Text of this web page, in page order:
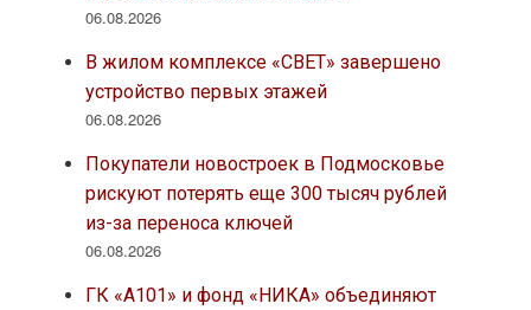
06.08.2026
В жилом комплексе «СВЕТ» завершено
устройство первых этажей
06.08.2026
Покупатели новостроек в Подмосковье
рискуют потерять еще 300 тысяч рублей
из-за переноса ключей
06.08.2026
ГК «А101» и фонд «НИКА» объединяют